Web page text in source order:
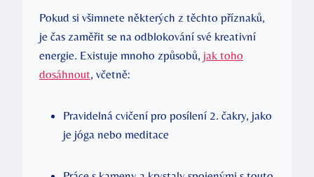
Pokud si ⁤všimnete některých z těchto příznaků,
je čas zaměřit se na odblokování své⁣ kreativní
‌energie. Existuje mnoho způsobů, jak toho
dosáhnout,‌ včetně:
Pravidelná cvičení pro ‍posílení 2. čakry, jako
je‍ jóga nebo meditace